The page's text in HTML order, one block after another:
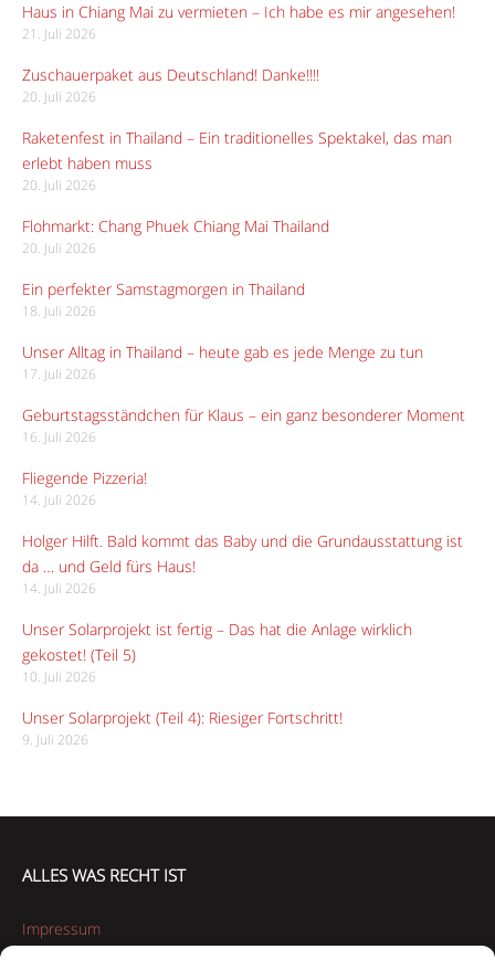
Haus in Chiang Mai zu vermieten – Ich habe es mir angesehen!
21. Juli 2026
Zuschauerpaket aus Deutschland! Danke!!!!
20. Juli 2026
Raketenfest in Thailand – Ein traditionelles Spektakel, das man
erlebt haben muss
20. Juli 2026
Flohmarkt: Chang Phuek Chiang Mai Thailand
20. Juli 2026
Ein perfekter Samstagmorgen in Thailand
18. Juli 2026
Unser Alltag in Thailand – heute gab es jede Menge zu tun
17. Juli 2026
Geburtstagsständchen für Klaus – ein ganz besonderer Moment
16. Juli 2026
Fliegende Pizzeria!
14. Juli 2026
Holger Hilft. Bald kommt das Baby und die Grundausstattung ist
da … und Geld fürs Haus!
14. Juli 2026
Unser Solarprojekt ist fertig – Das hat die Anlage wirklich
gekostet! (Teil 5)
10. Juli 2026
Unser Solarprojekt (Teil 4): Riesiger Fortschritt!
9. Juli 2026
ALLES WAS RECHT IST
Impressum